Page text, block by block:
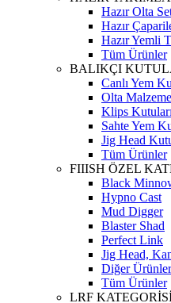
Hazır Olta
Hazır
Hazır Yemli
Tüm Ürünler
BALIKÇI
Canlı Yem
Olta
Klips Kutuları
Sahte Yem
Jig Head
Tüm Ürünler
FIIISH ÖZEL
Black
Hypno Cast
Mud Digger
Blaster Shad
Perfect Link
Jig Head,
Diğer Ürünler
Tüm Ürünler
LRF